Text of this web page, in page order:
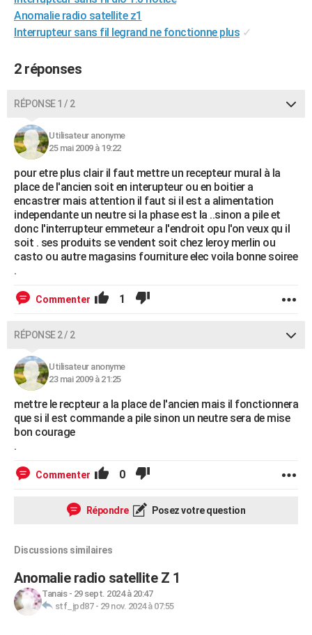
Destinations
City break
Voyage nature
Voyage de noces
Forum
Climat
+PHOTO
BONS PLANS
CARTE DE VOEUX
Carte de Noël
Carte Bonne année
Carte Saint-Valentin
Carte Pâques
Carte d'anniversaire
DICTIONNAIRE
Dictionnaire
Biographies
Citations
Expressions
Proverbes
PROGRAMME TV
COPAINS D'AVANT
S'inscrire
Se connecter
Lycées
Collèges
Primaires
Universités
Entreprises
Service militaire
Avis de recherche
AVIS DE DÉCÈS
FORUM
Anomalie radio satellite z1
Interrupteur sans fil legrand ne fonctionne plus ✓
2 réponses
RÉPONSE 1 / 2
Utilisateur anonyme
25 mai 2009 à 19:22
pour etre plus clair il faut mettre un recepteur mural à la
place de l'ancien soit en interupteur ou en boitier a
encastrer mais attention il faut si il est a alimentation
independante un neutre si la phase est la ..sinon a pile et
donc l'interrupteur emmeteur a l'endroit opu l'on veux qu il
soit . ses produits se vendent soit chez leroy merlin ou
casto ou autre magasins fourniture elec voila bonne soiree
.
Commenter 1
RÉPONSE 2 / 2
Utilisateur anonyme
23 mai 2009 à 21:25
mettre le recpteur a la place de l'ancien mais il fonctionnera
que si il est commande a pile sinon un neutre sera de mise
bon courage
.
Commenter 0
Répondre Posez votre question
Discussions similaires
Anomalie radio satellite Z 1
Tanais- 29 sept. 2024 à 20:47
stf_jpd87- 29 nov. 2024 à 07:55